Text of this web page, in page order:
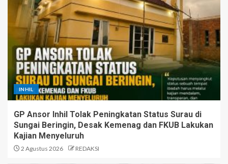
INHIL
GP Ansor Inhil Tolak Peningkatan Status Surau di
Sungai Beringin, Desak Kemenag dan FKUB Lakukan
Kajian Menyeluruh
2 Agustus 2026 REDAKSI